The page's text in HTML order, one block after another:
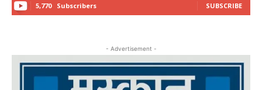
5,770 Subscribers SUBSCRIBE
- Advertisement -